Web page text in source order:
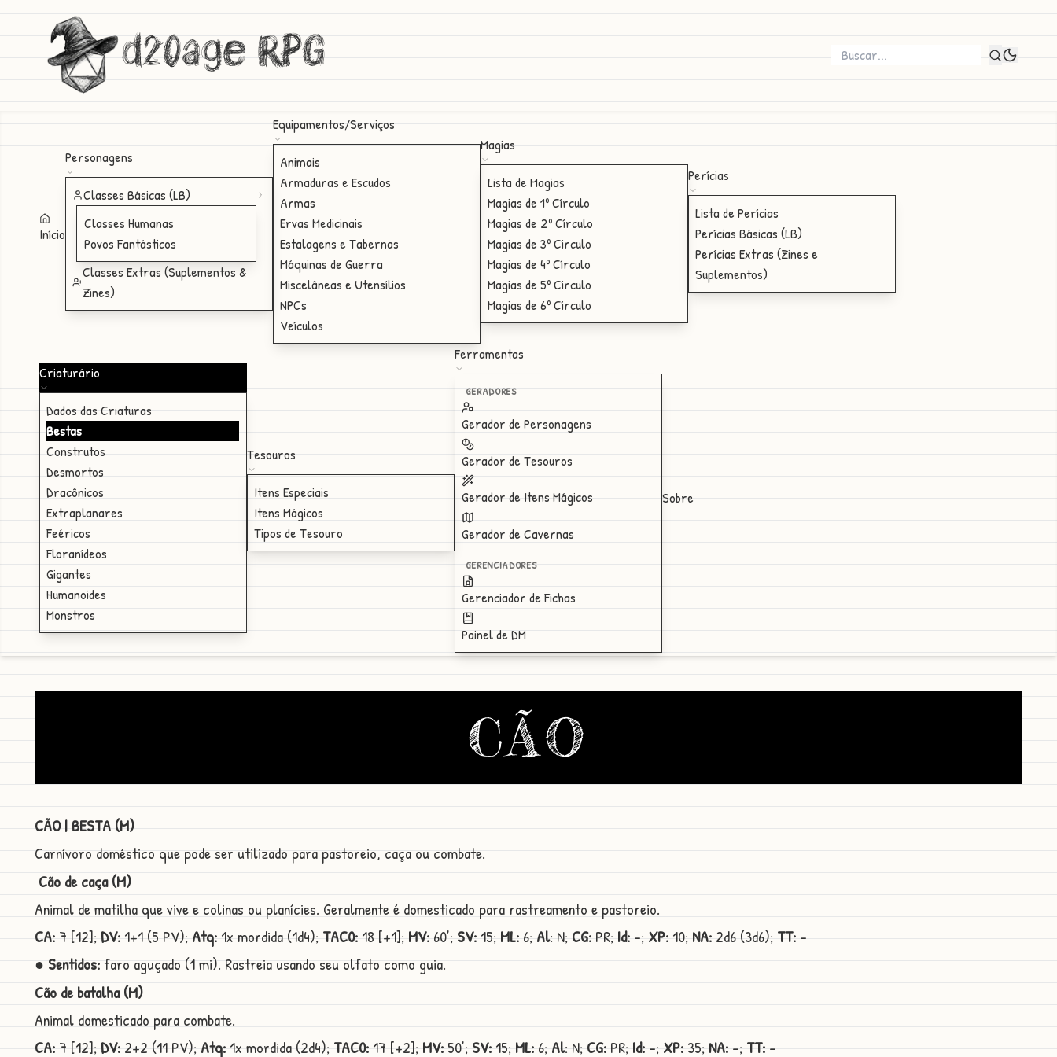
d20age RPG
Início
Personagens
Classes Básicas (LB)
Classes Humanas
Povos Fantásticos
Classes Extras (Suplementos &
Zines)
Equipamentos/Serviços
Animais
Armaduras e Escudos
Armas
Ervas Medicinais
Estalagens e Tabernas
Máquinas de Guerra
Miscelâneas e Utensílios
NPCs
Veículos
Magias
Lista de Magias
Magias de 1º Círculo
Magias de 2º Círculo
Magias de 3º Círculo
Magias de 4º Círculo
Magias de 5º Círculo
Magias de 6º Círculo
Perícias
Lista de Perícias
Perícias Básicas (LB)
Perícias Extras (Zines e
Suplementos)
Criaturário
Dados das Criaturas
Bestas
Construtos
Desmortos
Dracônicos
Extraplanares
Feéricos
Floranídeos
Gigantes
Humanoides
Monstros
Tesouros
Itens Especiais
Itens Mágicos
Tipos de Tesouro
Ferramentas
GERADORES
Gerador de Personagens
Gerador de Tesouros
Gerador de Itens Mágicos
Gerador de Cavernas
GERENCIADORES
Gerenciador de Fichas
Painel de DM
Sobre
CÃO
CÃO | BESTA (M)
Carnívoro doméstico que pode ser utilizado para pastoreio, caça ou combate.
Cão de caça (M)
Animal de matilha que vive e colinas ou planícies. Geralmente é domesticado para rastreamento e pastoreio.
CA: 7 [12]; DV: 1+1 (5 PV); Atq: 1x mordida (1d4); TAC0: 18 [+1]; MV: 60’; SV: 15; ML: 6; Al: N; CG: PR; Id: -; XP: 10; NA: 2d6 (3d6); TT: -
● Sentidos: faro aguçado (1 mi). Rastreia usando seu olfato como guia.
Cão de batalha (M)
Animal domesticado para combate.
CA: 7 [12]; DV: 2+2 (11 PV); Atq: 1x mordida (2d4); TAC0: 17 [+2]; MV: 50’; SV: 15; ML: 6; Al: N; CG: PR; Id: -; XP: 35; NA: -; TT: -